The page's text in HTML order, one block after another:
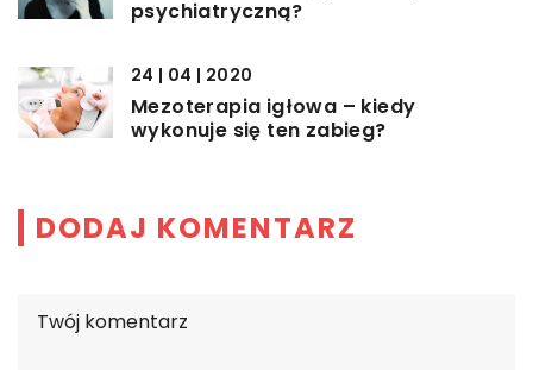
psychiatryczną?
24 | 04 | 2020
Mezoterapia igłowa – kiedy
wykonuje się ten zabieg?
DODAJ KOMENTARZ